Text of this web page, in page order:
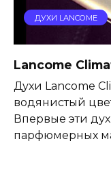
ДУХИ LANCOME
Lancome
Духи Lancome
водянистый
Впервые эти
парфюмерных